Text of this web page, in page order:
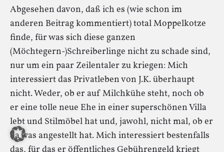
Abgesehen davon, daß ich es (wie schon im
anderen Beitrag kommentiert) total Moppelkotze
finde, für was sich diese ganzen
(Möchtegern-)Schreiberlinge nicht zu schade sind,
nur um ein paar Zeilentaler zu kriegen: Mich
interessiert das Privatleben von J.K. überhaupt
nicht. Weder, ob er auf Milchkühe steht, noch ob
er eine tolle neue Ehe in einer superschönen Villa
lebt und Stilmöbel hat und, jawohl, nicht mal, ob er
da was angestellt hat. Mich interessiert bestenfalls